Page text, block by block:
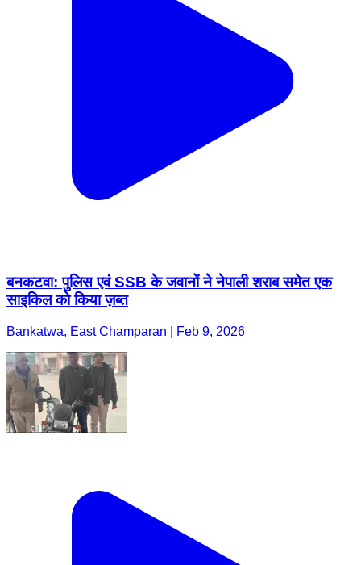
बनकटवा: पुलिस एवं SSB के जवानों ने नेपाली शराब समेत एक
साइकिल को किया ज़ब्त
Bankatwa, East Champaran | Feb 9, 2026